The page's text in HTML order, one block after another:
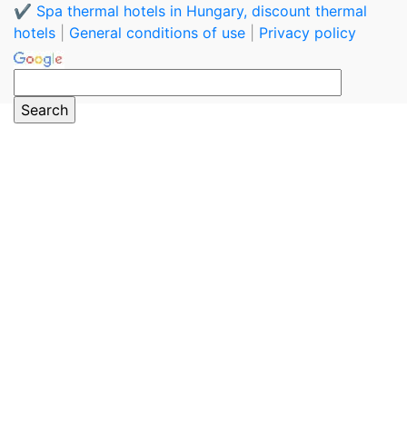
✔️ Spa thermal hotels in Hungary, discount thermal
hotels
General conditions of use Privacy policy